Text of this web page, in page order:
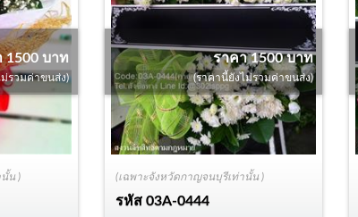
น )
1500 บาท
ม่รวมค่าขนส่ง)
(เฉพาะจังหวัดกาญจนบุรีเท่านั้น )
รหัส03A-0444
ราคา 1500 บาท
(ราคานี้ยังไม่รวมค่าขนส่ง)